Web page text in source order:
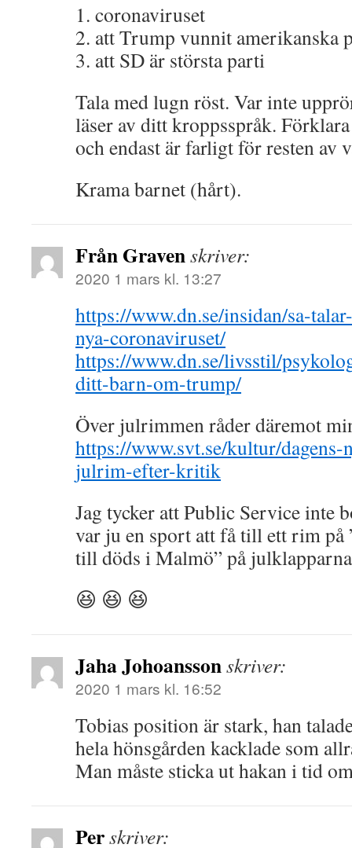
1. coronaviruset
2. att Trump vunnit amerikanska
3. att SD är största parti
Tala med lugn röst. Var inte
läser av ditt kroppsspråk.
och endast är farligt för resten av
Krama barnet (hårt).
Från Gravenskriver:
2020 1 mars kl. 13:27
https://www.dn.se/insidan/sa-
nya-coronaviruset/
https://www.dn.se/livsstil/
ditt-barn-om-trump/
Över julrimmen råder däremot
https://www.svt.se/kultur/
julrim-efter-kritik
Jag tycker att Public Service inte
var ju en sport att få till ett rim på
till döds i Malmö” på
😆 😆 😆
Jaha Johoanssonskriver:
2020 1 mars kl. 16:52
Tobias position är stark, han
hela hönsgården kacklade som
Man måste sticka ut hakan i tid
Perskriver: